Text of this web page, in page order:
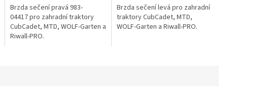
Brzda sečení pravá 983-
04417 pro zahradní traktory
CubCadet, MTD, WOLF-Garten a
Riwall-PRO.
Brzda sečení levá pro zahradní
traktory CubCadet, MTD,
WOLF-Garten a Riwall-PRO.